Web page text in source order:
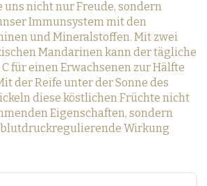
uns nicht nur Freude, sondern
Immunsystem mit den
und Mineralstoffen. Mit zwei
Mandarinen kann der tägliche
für einen Erwachsenen zur Hälfte
der Reife unter der Sonne des
diese köstlichen Früchte nicht
Eigenschaften, sondern
Wirkung